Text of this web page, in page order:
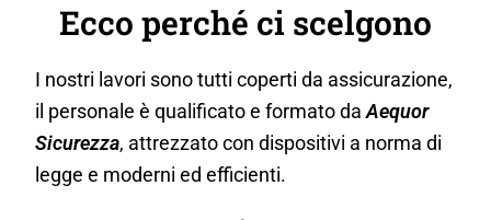
Ecco perché ci scelgono
I nostri lavori sono tutti coperti da assicurazione,
il personale è qualificato e formato daAequor
Sicurezza, attrezzato con dispositivi a norma di
legge e moderni ed efficienti.